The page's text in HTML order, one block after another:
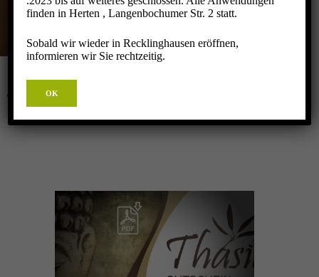
Massage Wertgutschein (als PDF)
finden in Herten , Langenbochumer Str. 2 statt.
Sobald wir wieder in Recklinghausen eröffnen,
informieren wir Sie rechtzeitig.
OK